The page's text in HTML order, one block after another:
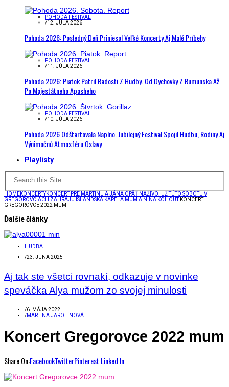
POHODA FESTIVAL
/12. JÚLA 2026
Pohoda 2026: Posledný Deň Priniesol Veľké Koncerty Aj Malé Príbehy
POHODA FESTIVAL
/11. JÚLA 2026
Pohoda 2026: Piatok Patril Radosti Z Hudby. Od Dychovky Z Rumunska Až
Po Majestátneho Apasheho
POHODA FESTIVAL
/10. JÚLA 2026
Pohoda 2026 Odštartovala Naplno. Jubilejný Festival Spojil Hudbu, Rodiny Aj
Výnimočnú Atmosféru Oslavy
Playlisty
HOMEKONCERTYKONCERT PRE MARTINU A JÁNA OPÄŤ NAŽIVO. UŽ TÚTO SOBOTU V
GREGOROVCIACH ZAHRAJÚ ISLANDSKÁ KAPELA MÚM A NINA KOHOUT. KONCERT
GREGOROVCE 2022 MUM
Ďalšie články
HUDBA
/23. JÚNA 2025
Aj tak ste všetci rovnakí, odkazuje v novinke
speváčka Alya mužom zo svojej minulosti
/6. MÁJA 2022
/MARTINA JAROLÍNOVÁ
Koncert Gregorovce 2022 mum
Share On:FacebookTwitterPinterest Linked In